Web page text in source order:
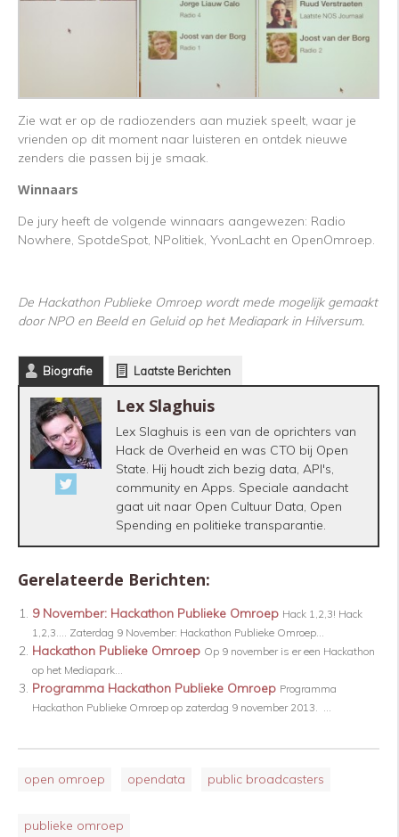
Zie wat er op de radiozenders aan muziek speelt, waar je
vrienden op dit moment naar luisteren en ontdek nieuwe
zenders die passen bij je smaak.
Winnaars
De jury heeft de volgende winnaars aangewezen: Radio
Nowhere, SpotdeSpot, NPolitiek, YvonLacht en OpenOmroep.
De Hackathon Publieke Omroep wordt mede mogelijk gemaakt
door NPO en Beeld en Geluid op het Mediapark in Hilversum.
Biografie Laatste Berichten
Lex Slaghuis
Lex Slaghuis is een van de oprichters van
Hack de Overheid en was CTO bij Open
State. Hij houdt zich bezig data, API's,
community en Apps. Speciale aandacht
gaat uit naar Open Cultuur Data, Open
Spending en politieke transparantie.
Gerelateerde Berichten:
9 November: Hackathon Publieke Omroep Hack 1,2,3! Hack
1,2,3…. Zaterdag 9 November: Hackathon Publieke Omroep...
Hackathon Publieke Omroep Op 9 november is er een Hackathon
op het Mediapark...
Programma Hackathon Publieke Omroep Programma
Hackathon Publieke Omroep op zaterdag 9 november 2013. ...
open omroep opendata public broadcasters
publieke omroep